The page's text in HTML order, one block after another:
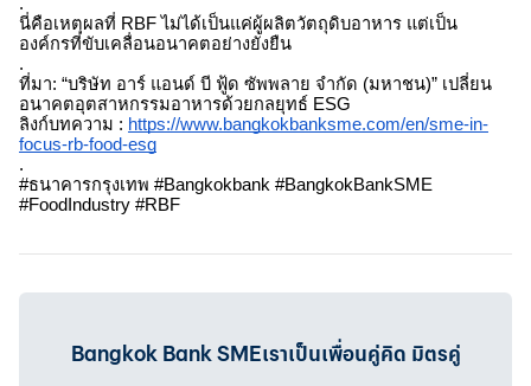
นี่คือเหตุผลที่ RBF ไม่ได้เป็นแค่ผู้ผลิตวัตถุดิบอาหาร แต่เป็น
องค์กรที่ขับเคลื่อนอนาคตอย่างยั่งยืน
.
ที่มา: “บริษัท อาร์ แอนด์ บี ฟู้ด ซัพพลาย จำกัด (มหาชน)” เปลี่ยน
อนาคตอุตสาหกรรมอาหารด้วยกลยุทธ์ ESG
ลิงก์บทความ : https://www.bangkokbanksme.com/en/sme-in-
focus-rb-food-esg
.
#ธนาคารกรุงเทพ #Bangkokbank #BangkokBankSME
#FoodIndustry #RBF
Bangkok Bank SMEเราเป็นเพื่อนคู่คิด มิตรคู่